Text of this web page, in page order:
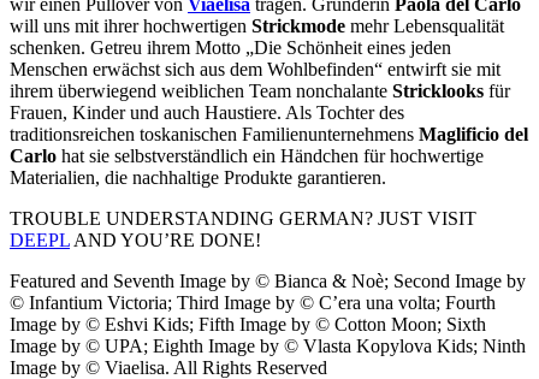
will uns mit ihrer hochwertigen Strickmode mehr Lebensqualität
schenken. Getreu ihrem Motto „Die Schönheit eines jeden
Menschen erwächst sich aus dem Wohlbefinden“ entwirft sie mit
ihrem überwiegend weiblichen Team nonchalante Stricklooks für
Frauen, Kinder und auch Haustiere. Als Tochter des
traditionsreichen toskanischen Familienunternehmens Maglificio del
Carlo hat sie selbstverständlich ein Händchen für hochwertige
Materialien, die nachhaltige Produkte garantieren.
TROUBLE UNDERSTANDING GERMAN? JUST VISIT
DEEPL AND YOU’RE DONE!
Featured and Seventh Image by © Bianca & Noè; Second Image by
© Infantium Victoria; Third Image by © C’era una volta; Fourth
Image by © Eshvi Kids; Fifth Image by © Cotton Moon; Sixth
Image by © UPA; Eighth Image by © Vlasta Kopylova Kids; Ninth
Image by © Viaelisa. All Rights Reserved